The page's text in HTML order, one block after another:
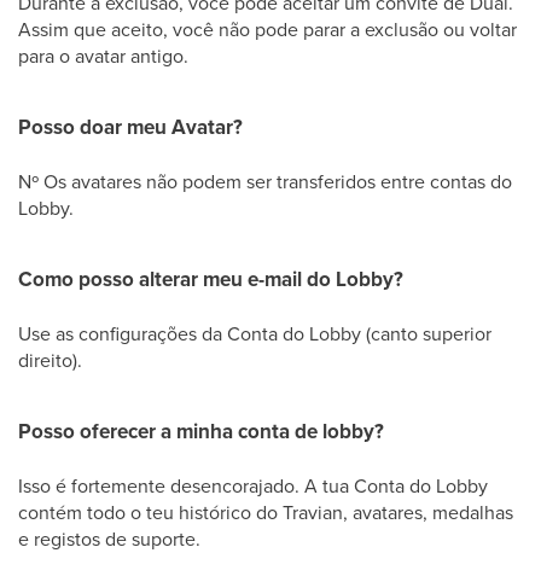
Assim que aceito, você não pode parar a exclusão ou voltar
para o avatar antigo.
Posso doar meu Avatar?
Nº Os avatares não podem ser transferidos entre contas do
Lobby.
Como posso alterar meu e-mail do Lobby?
Use as configurações da Conta do Lobby (canto superior
direito).
Posso oferecer a minha conta de lobby?
Isso é fortemente desencorajado. A tua Conta do Lobby
contém todo o teu histórico do Travian, avatares, medalhas
e registos de suporte.